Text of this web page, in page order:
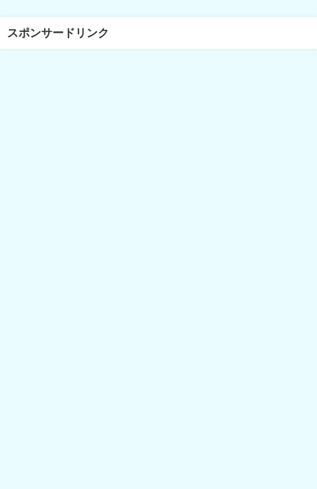
スポンサードリンク